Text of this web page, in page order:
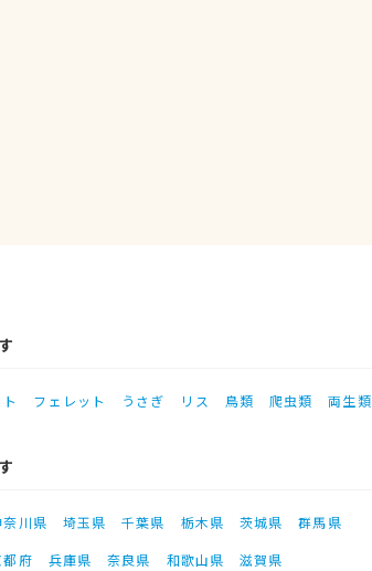
フェレット うさぎ リス 鳥類 爬虫類 両生類
奈川県 埼玉県 千葉県 栃木県 茨城県
群馬県
都府 兵庫県 奈良県 和歌山県
滋賀県